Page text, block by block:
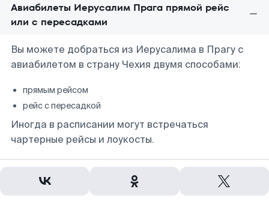
Авиабилеты Иерусалим Прага прямой рейс
или с пересадками
Вы можете добраться из Иерусалима в Прагу с
авиабилетом в страну Чехия двумя способами:
прямым рейсом
рейс с пересадкой
Иногда в расписании могут встречаться
чартерные рейсы и лоукосты.